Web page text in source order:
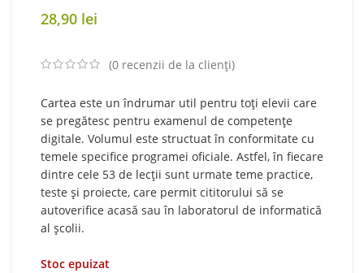
28,90 lei
(0 recenzii de la clienți)
Cartea este un îndrumar util pentru toți elevii care
se pregătesc pentru examenul de competențe
digitale. Volumul este structuat în conformitate cu
temele specifice programei oficiale. Astfel, în fiecare
dintre cele 53 de lecții sunt urmate teme practice,
teste și proiecte, care permit cititorului să se
autoverifice acasă sau în laboratorul de informatică
al școlii.
Stoc epuizat